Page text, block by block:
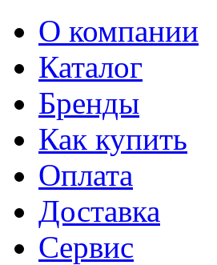
О компании
Каталог
Бренды
Как купить
Оплата
Доставка
Сервис